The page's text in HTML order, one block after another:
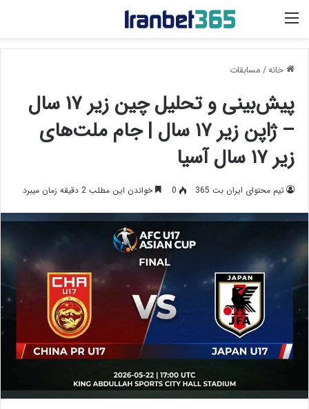
منو
خانه/مسابقات
پیش‌بینی و تحلیل چین زیر ۱۷ سال
– ژاپن زیر ۱۷ سال | جام ملت‌های
زیر ۱۷ سال آسیا
تیم محتوای ایران بت 365 0 خواندن این مطلب 2 دقیقه زمان میبرد